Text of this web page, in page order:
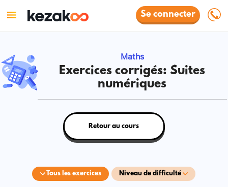
Se connecter
Maths
Exercices corrigés: Suites
numériques
Tous les exercices Niveau de difficulté
Retour au cours